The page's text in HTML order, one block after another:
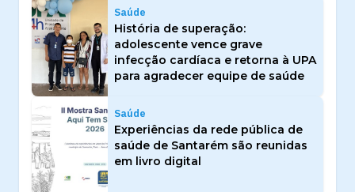
Saúde
História de superação:
adolescente vence grave
infecção cardíaca e retorna à UPA
para agradecer equipe de saúde
Saúde
Experiências da rede pública de
saúde de Santarém são reunidas
em livro digital